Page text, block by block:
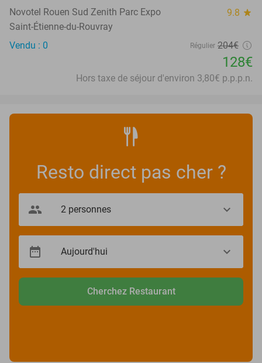
Novotel Rouen Sud Zenith Parc Expo 9.8 star
Saint-Étienne-du-Rouvray
Vendu : 0
Régulier 204€
128€
Hors taxe de séjour d'environ 3,80€ p.p.p.n.
Resto direct pas cher ?
Cherchez Restaurant